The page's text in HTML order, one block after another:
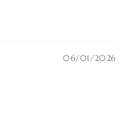
06/01/2026